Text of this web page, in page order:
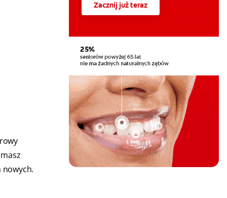
Zacznij już teraz